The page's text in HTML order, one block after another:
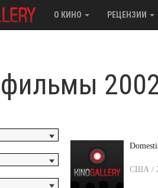
О КИНО РЕЦЕНЗИИ
США /